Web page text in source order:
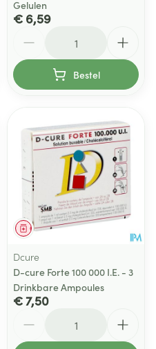
Gelulen
€ 6,59
Bestel
Geneesmiddel
Dcure
D-cure Forte 100 000 I.E. - 3
Drinkbare Ampoules
€ 7,50